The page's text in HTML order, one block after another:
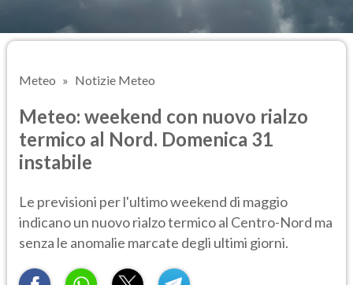
Meteo Notizie Meteo
Meteo: weekend con nuovo rialzo
termico al Nord. Domenica 31
instabile
Le previsioni per l'ultimo weekend di maggio
indicano un nuovo rialzo termico al Centro-Nord ma
senza le anomalie marcate degli ultimi giorni.